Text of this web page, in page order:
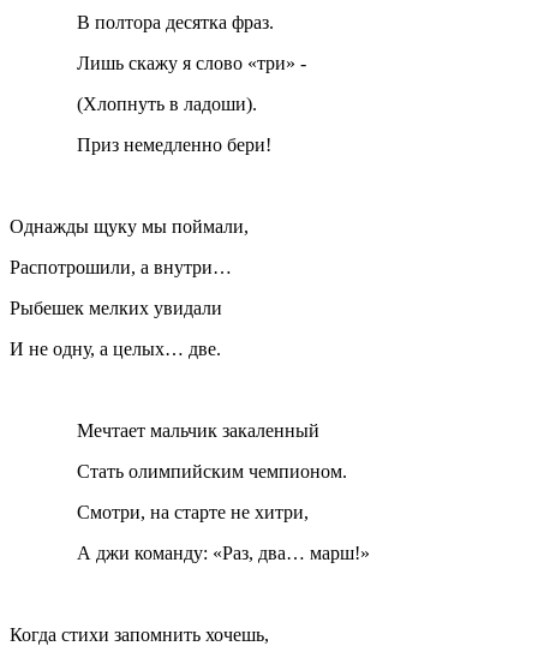
В полтора десятка фраз.
Лишь скажу я слово «три» -
(Хлопнуть в ладоши).
Приз немедленно бери!
Однажды щуку мы поймали,
Распотрошили, а внутри…
Рыбешек мелких увидали
И не одну, а целых… две.
Мечтает мальчик закаленный
Стать олимпийским чемпионом.
Смотри, на старте не хитри,
А джи команду: «Раз, два… марш!»
Когда стихи запомнить хочешь,